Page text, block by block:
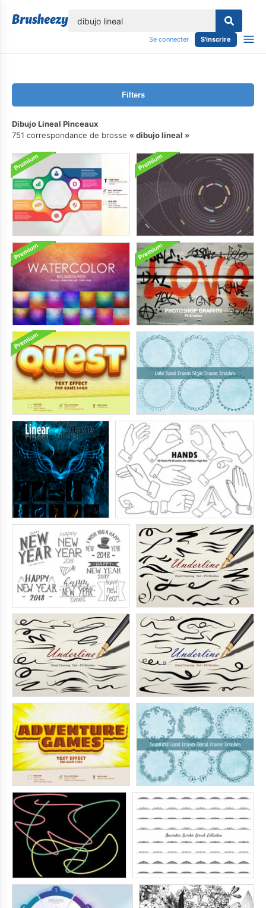
Se connecter S'inscrire
Filters
Dibujo Lineal Pinceaux
751 correspondance de brosse
dibujo lineal